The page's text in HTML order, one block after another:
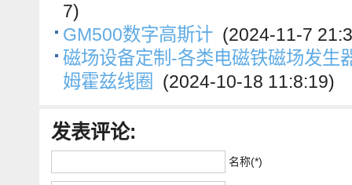
7)
GM500数字高斯计 (2024-11-7
磁场设备定制-各类电磁铁磁场发生
姆霍兹线圈
(2024-10-18 11:8:19)
发表评论:
名称(*)